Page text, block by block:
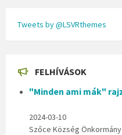
Tweets by @LSVRthemes
FELHÍVÁSOK
"Minden ami mák"
2024-03-10
Szőce Község